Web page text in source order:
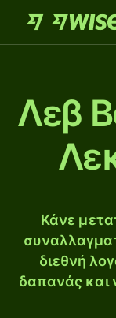
Λεβ
Κάνε
διεθνή
δαπανάς και